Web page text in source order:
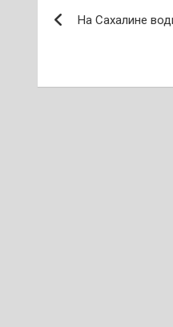
по
На Сахалине